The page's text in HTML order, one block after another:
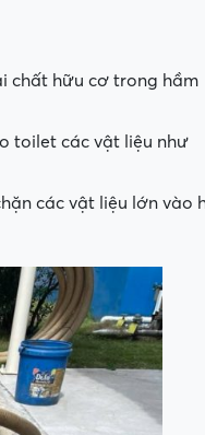
chất hữu cơ trong hầm
toilet các vật liệu như
các vật liệu lớn vào